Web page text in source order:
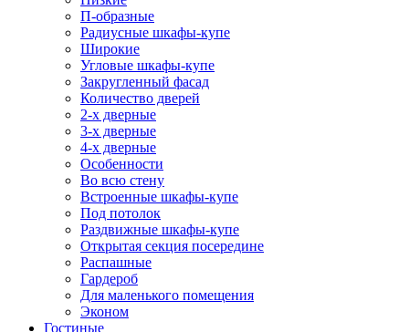
П-образные
Радиусные шкафы-купе
Широкие
Угловые шкафы-купе
Закругленный фасад
Количество дверей
2-х дверные
3-х дверные
4-х дверные
Особенности
Во всю стену
Встроенные шкафы-купе
Под потолок
Раздвижные шкафы-купе
Открытая секция посередине
Распашные
Гардероб
Для маленького помещения
Эконом
Гостиные